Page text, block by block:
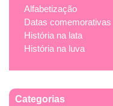
Alfabetização
Datas comemorativas
História na lata
História na luva
Categorias